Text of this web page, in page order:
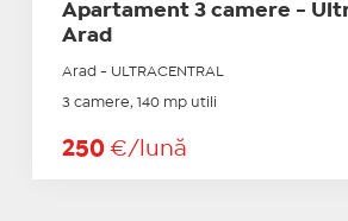
Apartament 3 camere -
Arad
Arad - ULTRACENTRAL
3 camere, 140 mp utili
250 €/lună